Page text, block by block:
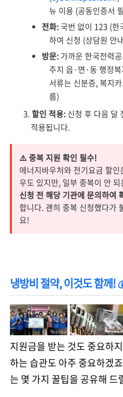
뉴 이용 (공동인증서
전화:국번 없이 123 (한
하여 신청 (상담원 안
방문: 가까운 한국전력
주지 읍·면·동 행정
서류는 신분증, 복지
름)
할인 적용: 신청 후 다음 달
적용됩니다.
⚠️ 중복 지원 확인 필수!
에너지바우처와 전기요금 할
우도 있지만, 일부 중복이 안
신청 전 해당 기관에 문의하여
합니다. 괜히 중복 신청했다가
요!
냉방비 절약, 이것도 함께!
지원금을 받는 것도 중요하
하는 습관도 아주 중요하겠
는 몇 가지 꿀팁을 공유해 드